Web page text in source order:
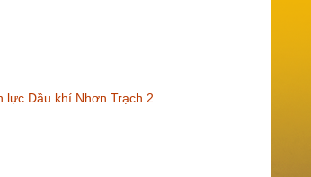
lực Dầu khí Nhơn Trạch 2